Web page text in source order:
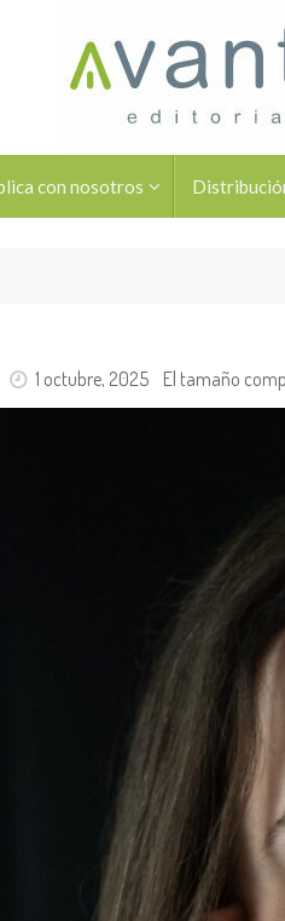
con nosotros
1 octubre, 2025 El tamaño